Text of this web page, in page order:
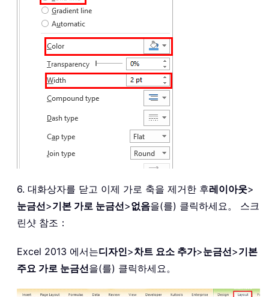
6. 대화상자를 닫고 이제 가로 축을 제거한 후레이아웃>
눈금선>기본 가로 눈금선>없음을(를) 클릭하세요。 스크
린샷 참조：
Excel 2013 에서는디자인>차트 요소 추가>눈금선>기본
주요 가로 눈금선을(를) 클릭하세요。